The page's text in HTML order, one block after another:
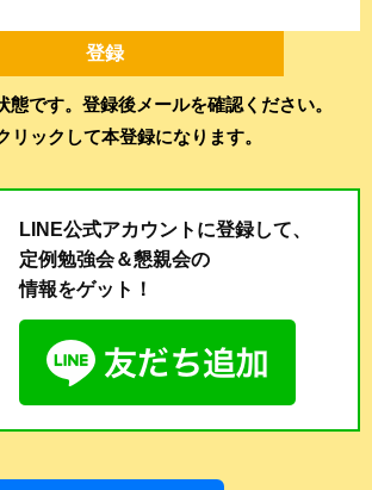
です。登録後メールを確認ください。
リックして本登録になります。
LINE公式アカウントに登録して、
定例勉強会＆懇親会の
情報をゲット！